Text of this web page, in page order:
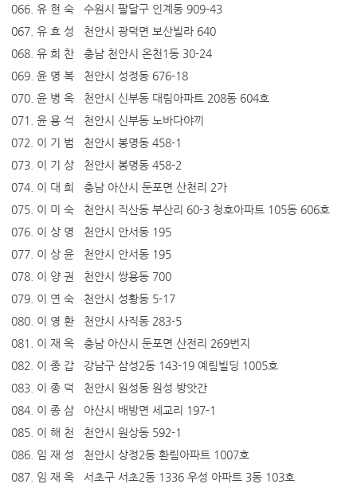
066. 유 현 숙 수원시 팔달구 인계동 909-43
067. 유 효 성 천안시 광덕면 보산빌라 640
068. 유 희 찬 충남 천안시 온천1동 30-24
069. 윤 명 복 천안시 성정동 676-18
070. 윤 병 옥 천안시 신부동 대림아파트 208동 604호
071. 윤 용 석 천안시 신부동 노바다야끼
072. 이 기 범 천안시 봉명동 458-1
073. 이 기 상 천안시 봉명동 458-2
074. 이 대 희 충남 아산시 둔포면 산천리 2가
075. 이 미 숙 천안시 직산동 부산리 60-3 청호아파트 105동 606호
076. 이 상 명 천안시 안서동 195
077. 이 상 윤 천안시 안서동 195
078. 이 양 권 천안시 쌍용동 700
079. 이 연 숙 천안시 성황동 5-17
080. 이 영 환 천안시 사직동 283-5
081. 이 재 옥 충남 아산시 둔포면 산전리 269번지
082. 이 종 갑 강남구 삼성2동 143-19 예림빌딩 1005호
083. 이 종 덕 천안시 원성동 원성 방앗간
084. 이 종 삼 아산시 배방면 세교리 197-1
085. 이 해 천 천안시 원상동 592-1
086. 임 재 성 천안시 상정2동 환림아파트 1007호
087. 임 재 옥 서초구 서초2동 1336 우성 아파트 3동 103호